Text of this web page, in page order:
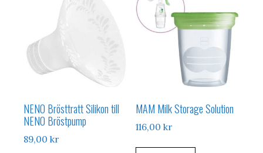
NENO Brösttratt Silikon till
NENO Bröstpump
89,00 kr
MAM Milk Storage Solution
116,00kr